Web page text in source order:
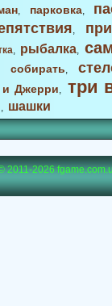
, парковка,
,
, рыбалка,
собирать,
и Джерри, три
, шашки
2011-2026